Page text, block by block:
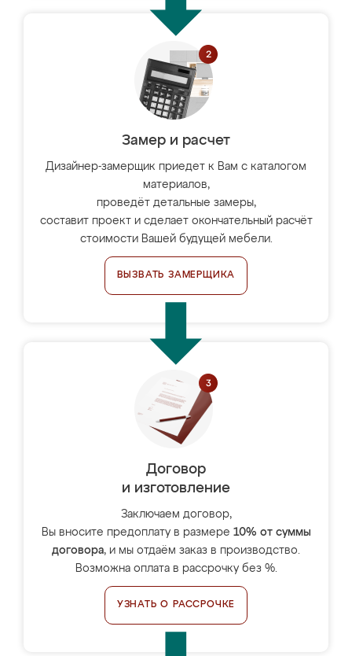
Замер и расчет
Дизайнер-замерщик приедет к Вам с каталогом
материалов,
проведёт детальные замеры,
составит проект и сделает окончательный расчёт
стоимости Вашей будущей мебели.
ВЫЗВАТЬ ЗАМЕРЩИКА
Договор
и изготовление
Заключаем договор,
Вы вносите предоплату в размере 10% от суммы
договора, и мы отдаём заказ в производство.
Возможна оплата в рассрочку без %.
УЗНАТЬ О РАССРОЧКЕ